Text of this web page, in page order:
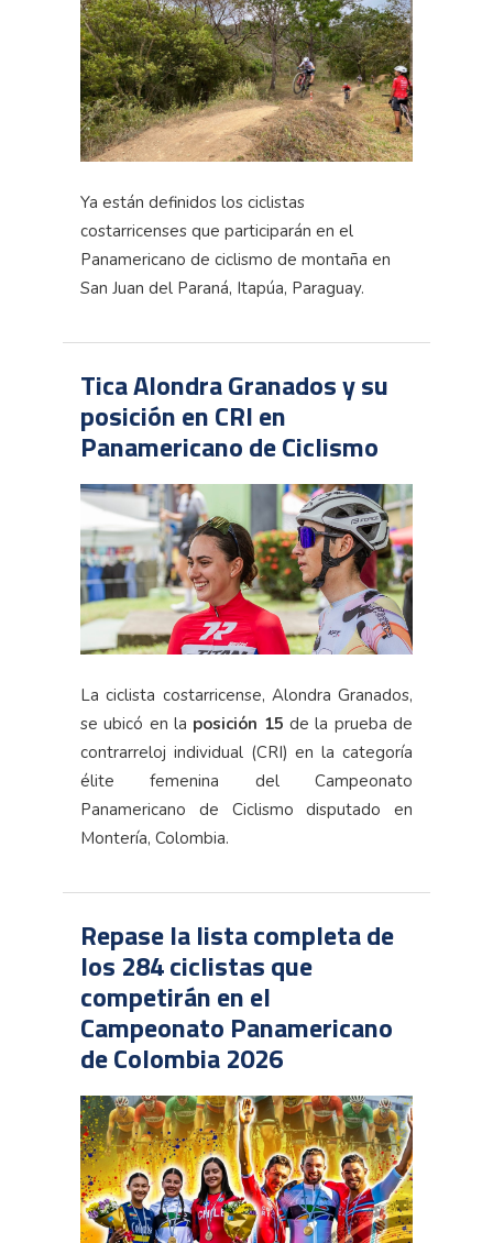
Ya están definidos los ciclistas
costarricenses que participarán en el
Panamericano de ciclismo de montaña en
San Juan del Paraná, Itapúa, Paraguay.
Tica Alondra Granados y su
posición en CRI en
Panamericano de Ciclismo
La ciclista costarricense, Alondra Granados,
se ubicó en la posición 15 de la prueba de
contrarreloj individual (CRI) en la categoría
élite femenina del Campeonato
Panamericano de Ciclismo disputado en
Montería, Colombia.
Repase la lista completa de
los 284 ciclistas que
competirán en el
Campeonato Panamericano
de Colombia 2026